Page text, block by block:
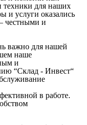
техники для наших
и услуги оказались
честными и
важно для нашей
наше
и
“Склад - Инвест“
в работе.